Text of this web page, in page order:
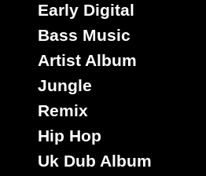
Early Digital
Bass Music
Artist Album
Jungle
Remix
Hip Hop
Uk Dub Album